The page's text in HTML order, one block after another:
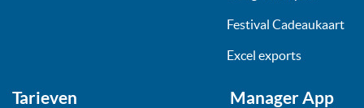
Festival Cadeaukaart
Excel exports
Tarieven Manager App